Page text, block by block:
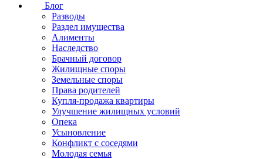
Блог
Разводы
Раздел имущества
Алименты
Наследство
Брачный договор
Жилищные споры
Земельные споры
Права родителей
Купля-продажа квартиры
Улучшение жилищных условий
Опека
Усыновление
Конфликт с соседями
Молодая семья